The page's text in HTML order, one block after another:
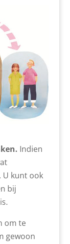
Indien
U kunt ook
bij
om te
gewoon